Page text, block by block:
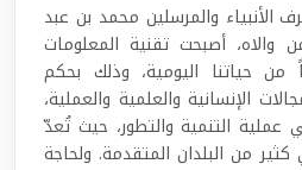
الأنبياء والمرسلين محمد بن عبد
والاه، أصبحت تقنية المعلومات
من حياتنا اليومية، وذلك بحكم
الإنسانية والعلمية والعملية،
عملية التنمية والتطور، حيث تُعدّ
من البلدان المتقدمة. ولحاجة